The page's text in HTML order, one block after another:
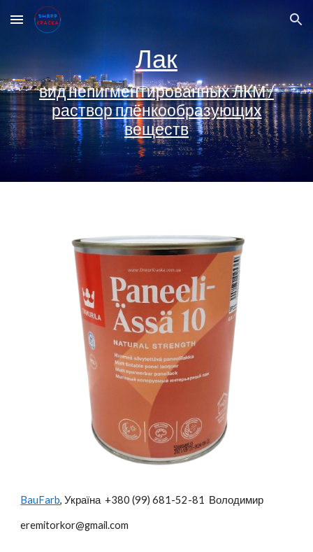
Skip to main content Skip to navigation
Лак
вид непигментированных ЛКМ /
раствор плёнкообразующих
веществ
BauFarb, Україна +380 (99) 681-52-81 Володимир
eremitorkor@gmail.com